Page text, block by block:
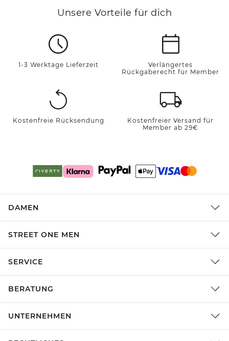
Unsere Vorteile für dich
1-3 Werktage Lieferzeit
Verlängertes
Rückgaberecht für Member
Kostenfreie Rücksendung
Kostenfreier Versand für
Member ab 29€
DAMEN
STREET ONE MEN
SERVICE
BERATUNG
UNTERNEHMEN